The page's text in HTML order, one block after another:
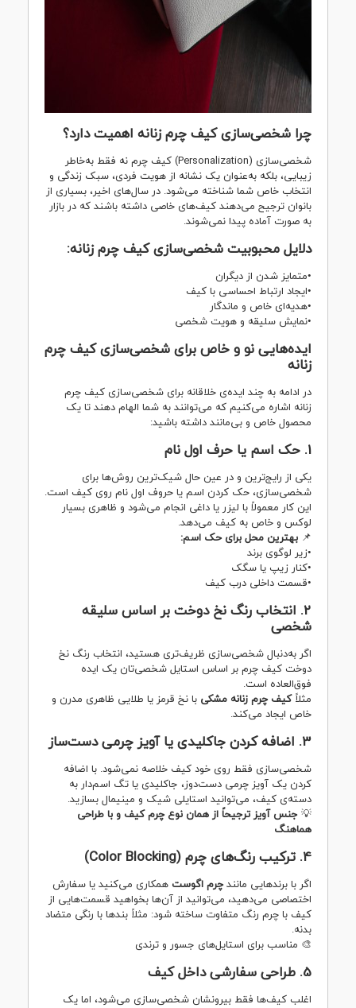
چرا شخصی‌سازی کیف چرم زنانه اهمیت دارد؟
شخصی‌سازی (Personalization) کیف چرم نه فقط به‌خاطر
زیبایی، بلکه به‌عنوان یک نشانه از هویت فردی، سبک زندگی و
انتخاب خاص شما شناخته می‌شود. در سال‌های اخیر، بسیاری از
بانوان ترجیح می‌دهند کیف‌های خاصی داشته باشند که در بازار
به صورت آماده پیدا نمی‌شوند.
دلایل محبوبیت شخصی‌سازی کیف چرم زنانه:
•متمایز شدن از دیگران
•ایجاد ارتباط احساسی با کیف
•هدیه‌ای خاص و ماندگار
•نمایش سلیقه و هویت شخصی
ایده‌هایی نو و خاص برای شخصی‌سازی کیف چرم
زنانه
در ادامه به چند ایده‌ی خلاقانه برای شخصی‌سازی کیف چرم
زنانه اشاره می‌کنیم که می‌توانند به شما الهام دهند تا یک
محصول خاص و بی‌مانند داشته باشید:
1. حک اسم یا حرف اول نام
یکی از رایج‌ترین و در عین حال شیک‌ترین روش‌ها برای
شخصی‌سازی، حک کردن اسم یا حروف اول نام روی کیف است.
این کار معمولاً با لیزر یا داغی انجام می‌شود و ظاهری بسیار
لوکس و خاص به کیف می‌دهد.
📌 بهترین محل برای حک اسم:
•زیر لوگوی برند
•کنار زیپ یا سگک
•قسمت داخلی درب کیف
2. انتخاب رنگ نخ دوخت بر اساس سلیقه
شخصی
اگر به‌دنبال شخصی‌سازی ظریف‌تری هستید، انتخاب رنگ نخ
دوخت کیف چرم بر اساس استایل شخصی‌تان یک ایده
فوق‌العاده است.
مثلاًکیف چرم زنانه مشکی با نخ قرمز یا طلایی ظاهری مدرن و
خاص ایجاد می‌کند.
3. اضافه کردن جاکلیدی یا آویز چرمی دست‌ساز
شخصی‌سازی فقط روی خود کیف خلاصه نمی‌شود. با اضافه
کردن یک آویز چرمی دست‌دوز، جاکلیدی یا تگ اسم‌دار به
دسته‌ی کیف، می‌توانید استایلی شیک و مینیمال بسازید.
💡جنس آویز ترجیحاً از همان نوع چرم کیف و با طراحی
هماهنگ
4. ترکیب رنگ‌های چرم (Color Blocking)
اگر با برندهایی مانندچرم اگوست همکاری می‌کنید یا سفارش
اختصاصی می‌دهید، می‌توانید از آن‌ها بخواهید قسمت‌هایی از
کیف با چرم رنگ متفاوت ساخته شود: مثلاً بندها با رنگی متضاد
بدنه.
🎨 مناسب برای استایل‌های جسور و ترندی
5. طراحی سفارشی داخل کیف
اغلب کیف‌ها فقط بیرونشان شخصی‌سازی می‌شود، اما یک